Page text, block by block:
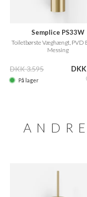
Semplice PS33W
Toiletbørste Væghængt, PVD
Messing
DKK 3.595
På lager